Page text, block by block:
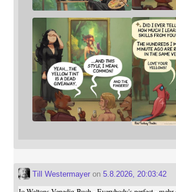
Till Westermayeron 5.8.2026, 20:03:42